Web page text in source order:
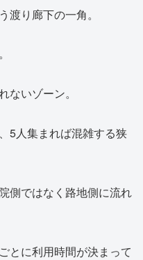
渡り廊下の一角。
ないゾーン。
5人集まれば混雑する狭
側ではなく路地側に流れ
とに利用時間が決まって